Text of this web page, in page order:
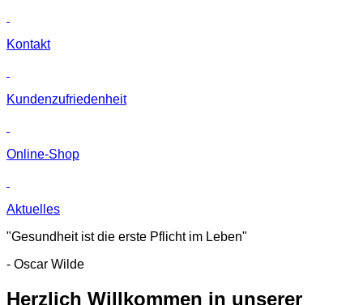
Kontakt
Kunden­zufriedenheit
Online-Shop
Aktuelles
"Gesundheit ist die erste Pflicht im Leben"
- Oscar Wilde
Herzlich Willkommen in unserer